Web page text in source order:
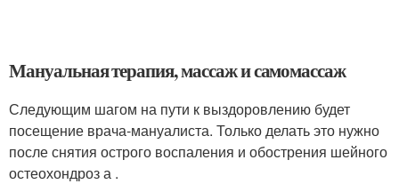
Мануальная терапия, массаж и самомассаж
Следующим шагом на пути к выздоровлению будет
посещение врача-мануалиста. Только делать это нужно
после снятия острого воспаления и обострения шейного
остеохондроз а .